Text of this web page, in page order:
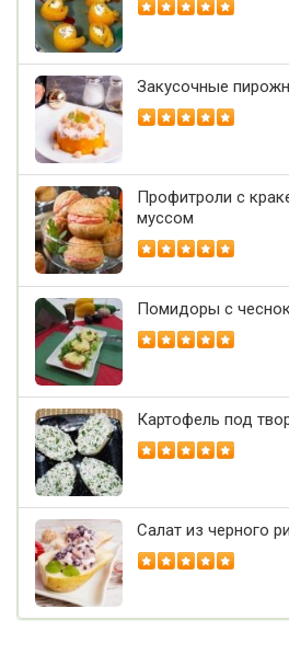
Закусочные
Профитроли с
муссом
Помидоры с
Картофель под
Салат из черного